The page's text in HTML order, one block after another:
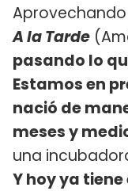
A la Tarde
pasando lo
Estamos en
nació de
meses y
una
Y hoy ya